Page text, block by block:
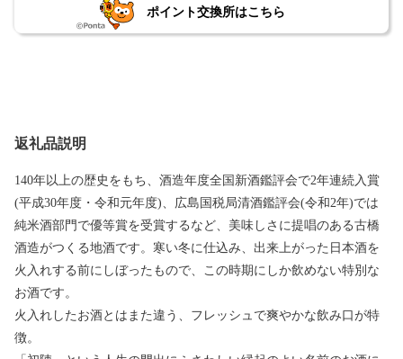
ポイント交換所はこちら
返礼品説明
140年以上の歴史をもち、酒造年度全国新酒鑑評会で2年連続入賞
(平成30年度・令和元年度)、広島国税局清酒鑑評会(令和2年)では
純米酒部門で優等賞を受賞するなど、美味しさに提唱のある古橋
酒造がつくる地酒です。寒い冬に仕込み、出来上がった日本酒を
火入れする前にしぼったもので、この時期にしか飲めない特別な
お酒です。
火入れしたお酒とはまた違う、フレッシュで爽やかな飲み口が特
徴。